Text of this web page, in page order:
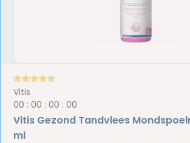
Vitis
00 :00 :00 :00
Vitis Gezond Tandvlees
ml